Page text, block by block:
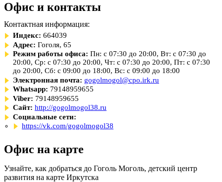
Офис и контакты
Контактная информация:
Индекс: 664039
Адрес: Гоголя, 65
Режим работы офиса: Пн: с 07:30 до 20:00, Вт: с 07:30 до
20:00, Ср: с 07:30 до 20:00, Чт: с 07:30 до 20:00, Пт: с 07:30
до 20:00, Сб: с 09:00 до 18:00, Вс: с 09:00 до 18:00
Электронная почта: gogolmogol@cpo.irk.ru
Whatsapp: 79148959655
Viber: 79148959655
Сайт: http://gogolmogol38.ru
Социальные сети:
https://vk.com/gogolmogol38
Офис на карте
Узнайте, как добраться до Гоголь Моголь, детский центр
развития на карте Иркутска